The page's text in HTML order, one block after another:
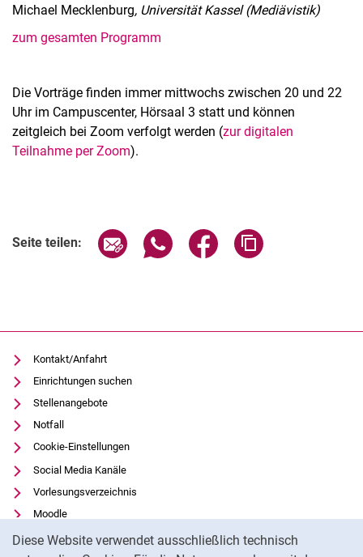
Diese Website verwendet ausschließlich technisch
Michael Mecklenburg, Universität Kassel (Mediävistik)
zum gesamten Programm
Die Vorträge finden immer mittwochs zwischen 20 und 22
Uhr im Campuscenter, Hörsaal 3 statt und können
zeitgleich bei Zoom verfolgt werden (zur digitalen
Teilnahme per Zoom).
Seite teilen: Seite über E-Mail teilen
Seite über WhatsApp teilen
Seite über Facebook
Kontakt/Anfahrt
Einrichtungen suchen
Stellenangebote
Notfall
Cookie-Einstellungen
Social Media Kanäle
Vorlesungsverzeichnis
Moodle
Panopto